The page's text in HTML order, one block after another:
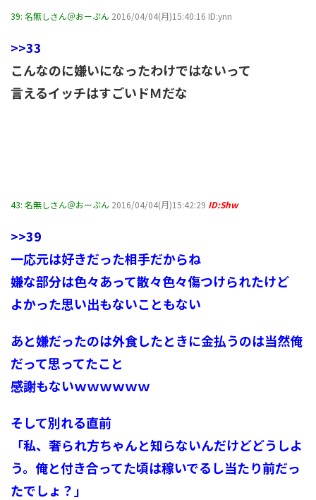
39: 名無しさん＠おーぷん 2016/04/04(月)15:40:16 ID:ynn
>>33
こんなのに嫌いになったわけではないって
言えるイッチはすごいドＭだな
43: 名無しさん＠おーぷん 2016/04/04(月)15:42:29 ID:Shw
>>39
一応元は好きだった相手だからね
嫌な部分は色々あって散々色々傷つけられたけど
よかった思い出もないこともない
あと嫌だったのは外食したときに金払うのは当然俺
だって思ってたこと
感謝もないｗｗｗｗｗｗ
そして別れる直前
「私、奢られ方ちゃんと知らないんだけどどうしよ
う。俺と付き合ってた頃は稼いでるし当たり前だっ
たでしょ？」